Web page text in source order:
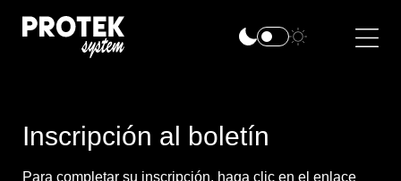
Inscripción al boletín
Para completar su inscripción, haga clic en el enlace